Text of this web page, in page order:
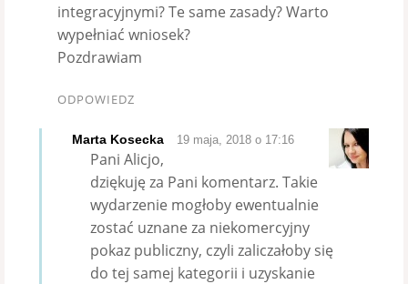
integracyjnymi? Te same zasady? Warto
wypełniać wniosek?
Pozdrawiam
ODPOWIEDZ
Marta Kosecka 19 maja, 2018 o 17:16
Pani Alicjo,
dziękuję za Pani komentarz. Takie
wydarzenie mogłoby ewentualnie
zostać uznane za niekomercyjny
pokaz publiczny, czyli zaliczałoby się
do tej samej kategorii i uzyskanie